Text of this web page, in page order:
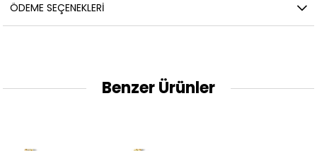
ÖDEME SEÇENEKLERI
Benzer Ürünler